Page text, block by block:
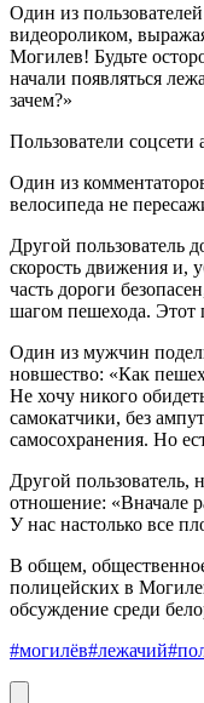
Один из
видеороликом,
Могилев! Будьте
начали появляться
зачем?»
Пользователи
Один из
велосипеда не
Другой пользователь
скорость движения и,
часть дороги
шагом пешехода. Этот
Один из мужчин
новшество: «Как
Не хочу никого
самокатчики, без
самосохранения. Но
Другой пользователь,
отношение: «Вначале
У нас настолько все
В общем,
полицейских в
обсуждение среди
#могилёв#лежачий